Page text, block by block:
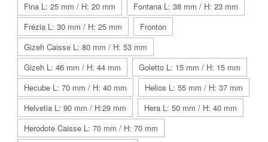
Fina L: 25 mm / H: 20 mm
Fontana L: 38 mm / H: 23 mm
Frézia L: 30 mm / H: 25 mm
Fronton
Gizeh Caisse L: 80 mm / H: 53 mm
Gizeh L: 46 mm / H: 44 mm
Goletto L: 15 mm / H: 15 mm
Hecube L: 70 mm / H: 40 mm
Helios L: 55 mm / H: 37 mm
Helvetia L: 90 mm / H:29 mm
Hera L: 50 mm / H: 40 mm
Herodote Caisse L: 70 mm / H: 70 mm